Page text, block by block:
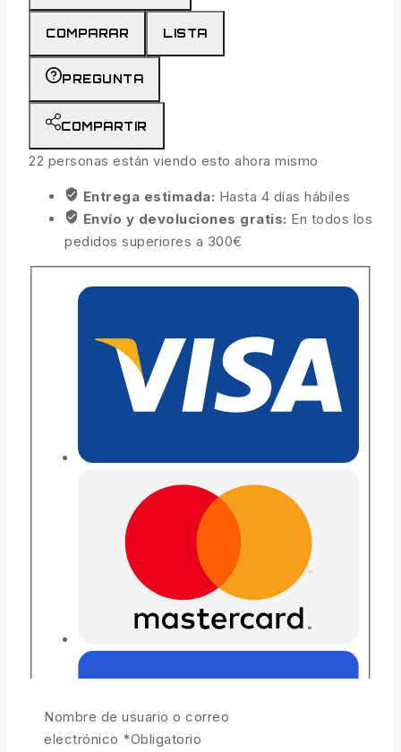
COMPARAR LISTA
PREGUNTA
COMPARTIR
22 personas están viendo esto ahora mismo
Entrega estimada: Hasta 4 días hábiles
Envío y devoluciones gratis: En todos los
pedidos superiores a 300€
Nombre de usuario o correo
electrónico *Obligatorio